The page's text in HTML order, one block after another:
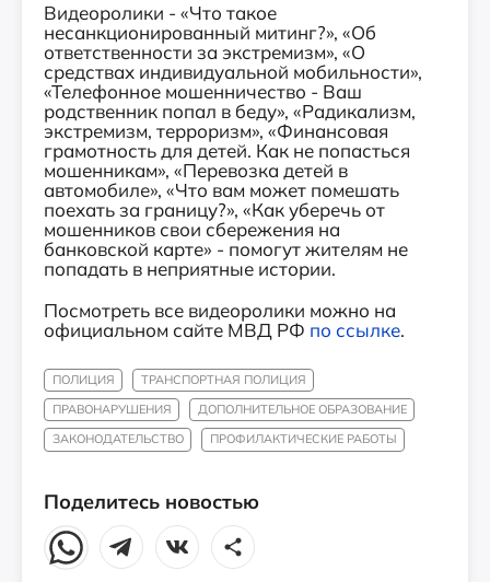
Видеоролики - «Что такое
несанкционированный митинг?», «Об
ответственности за экстремизм», «О
средствах индивидуальной мобильности»,
«Телефонное мошенничество - Ваш
родственник попал в беду», «Радикализм,
экстремизм, терроризм», «Финансовая
грамотность для детей. Как не попасться
мошенникам», «Перевозка детей в
автомобиле», «Что вам может помешать
поехать за границу?», «Как уберечь от
мошенников свои сбережения на
банковской карте» - помогут жителям не
попадать в неприятные истории.
Посмотреть все видеоролики можно на
официальном сайте МВД РФ по ссылке.
ПОЛИЦИЯ
ТРАНСПОРТНАЯ ПОЛИЦИЯ
ПРАВОНАРУШЕНИЯ
ДОПОЛНИТЕЛЬНОЕ ОБРАЗОВАНИЕ
ЗАКОНОДАТЕЛЬСТВО
ПРОФИЛАКТИЧЕСКИЕ РАБОТЫ
Поделитесь новостью